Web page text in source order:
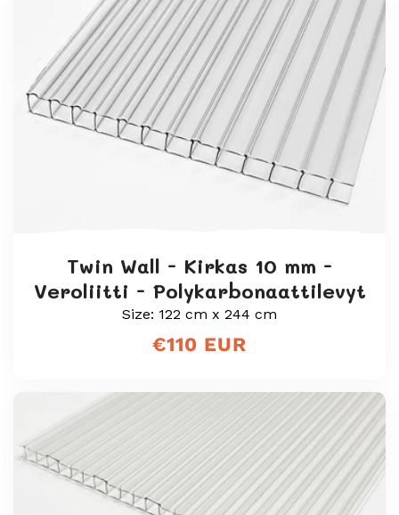
Twin Wall - Kirkas 10 mm -
Veroliitti - Polykarbonaattilevyt
Size: 122 cm x 244 cm
Normaali
€110 EUR